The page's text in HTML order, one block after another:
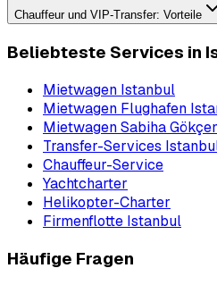
Chauffeur und VIP-Transfer: Vorteile
Beliebteste Services in
Mietwagen Istanbul
Mietwagen Flughafen
Mietwagen Sabiha
Transfer-Services
Chauffeur-Service
Yachtcharter
Helikopter-Charter
Firmenflotte Istanbul
Häufige Fragen